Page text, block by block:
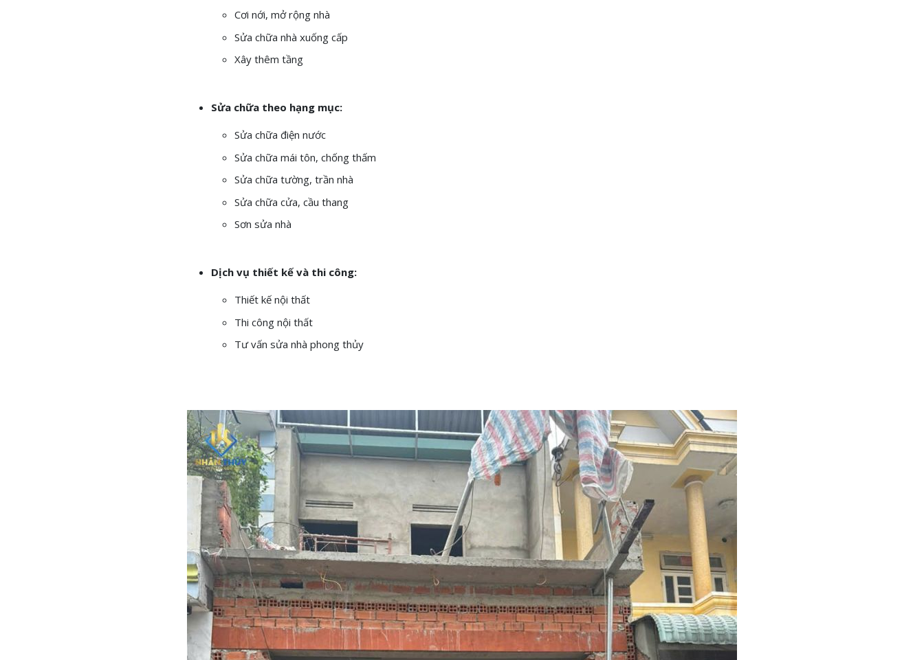
Cơi nới, mở rộng nhà
Sửa chữa nhà xuống cấp
Xây thêm tầng
Sửa chữa theo hạng mục:
Sửa chữa điện nước
Sửa chữa mái tôn, chống thấm
Sửa chữa tường, trần nhà
Sửa chữa cửa, cầu thang
Sơn sửa nhà
Dịch vụ thiết kế và thi công:
Thiết kế nội thất
Thi công nội thất
Tư vấn sửa nhà phong thủy